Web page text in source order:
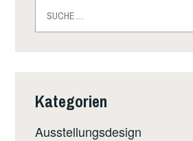
nach:
Kategorien
Ausstellungsdesign